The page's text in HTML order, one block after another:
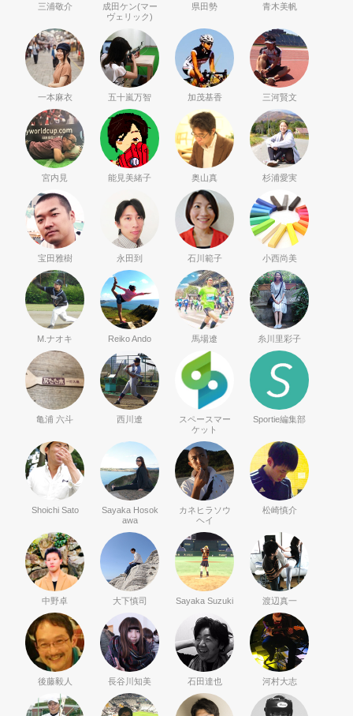
三浦敬介
成田ケン(マー
ヴェリック)
県田勢 青木美帆
一本麻衣 五十嵐万智 加茂基香 三河賢文
宮内見 能見美緒子 奥山真 杉浦愛実
宝田雅樹 永田到 石川範子 小西尚美
M.ナオキ Reiko Ando 馬場遼 糸川里彩子
亀浦 六斗 西川遼
スペースマー
ケット
Sportie編集部
Shoichi Sato
Sayaka Hosok
awa
カネヒラソウ
ヘイ
松崎慎介
中野卓 大下慎司 Sayaka Suzuki 渡辺真一
後藤毅人 長谷川知美 石田達也 河村大志